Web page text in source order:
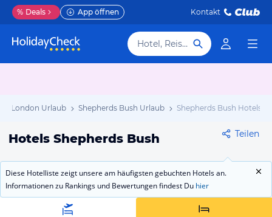
% Deals App öffnen Kontakt
Hotel, Reiseziel
London Urlaub Shepherds Bush Urlaub Shepherds Bush Hotels
Hotels Shepherds Bush Teilen
Diese Hotelliste zeigt unsere am häufigsten gebuchten Hotels an.
Informationen zu Rankings und Bewertungen findest Du hier